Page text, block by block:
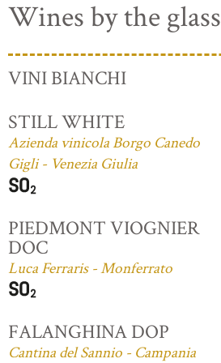
Wines by the glass
VINI BIANCHI
STILL WHITE
Azienda vinicola Borgo Canedo
Gigli - Venezia Giulia
PIEDMONT VIOGNIER
DOC
Luca Ferraris - Monferrato
FALANGHINA DOP
Cantina del Sannio - Campania